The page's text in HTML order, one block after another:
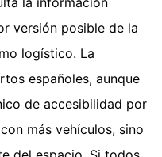
versión posible de la
logístico. La
españoles, aunque
de accesibilidad por
más vehículos, sino